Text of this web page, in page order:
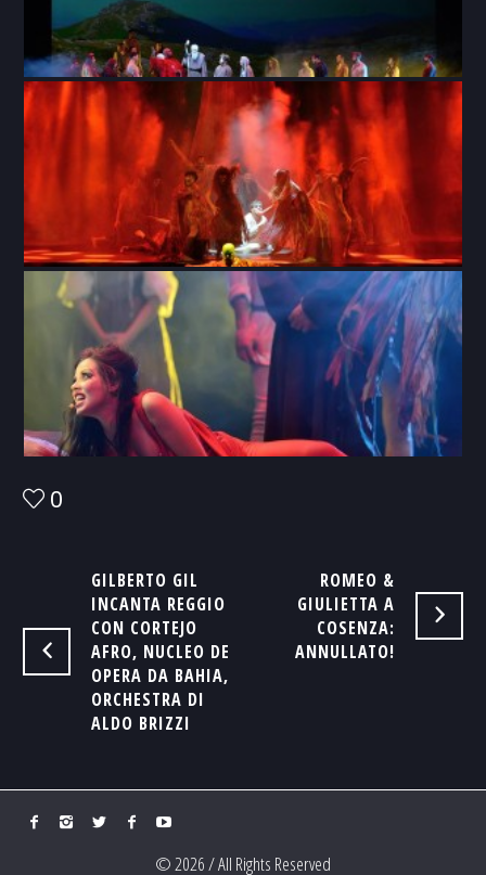
0
GILBERTO GIL
INCANTA REGGIO
CON CORTEJO
AFRO, NUCLEO DE
OPERA DA BAHIA,
ORCHESTRA DI
ALDO BRIZZI
ROMEO &
GIULIETTA A
COSENZA:
ANNULLATO!
© 2026 / All Rights Reserved